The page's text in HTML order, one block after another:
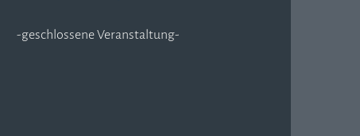
-geschlossene Veranstaltung-